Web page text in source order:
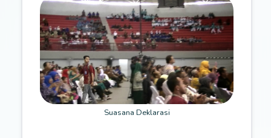
Suasana Deklarasi